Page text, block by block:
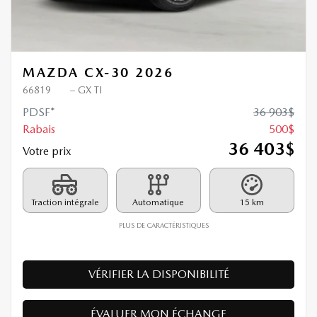
MAZDA CX-30 2026
66819 – GX TI
PDSF* 36 903$
Rabais
500$
Votre prix
36 403$
Traction intégrale Automatique 15 km
PLUS DE CARACTÉRISTIQUES
VÉRIFIER LA DISPONIBILITÉ
ÉVALUER MON ÉCHANGE